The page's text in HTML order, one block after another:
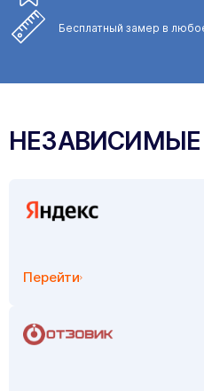
Бесплатный замер в
НЕЗАВИСИМЫЕ
Перейти